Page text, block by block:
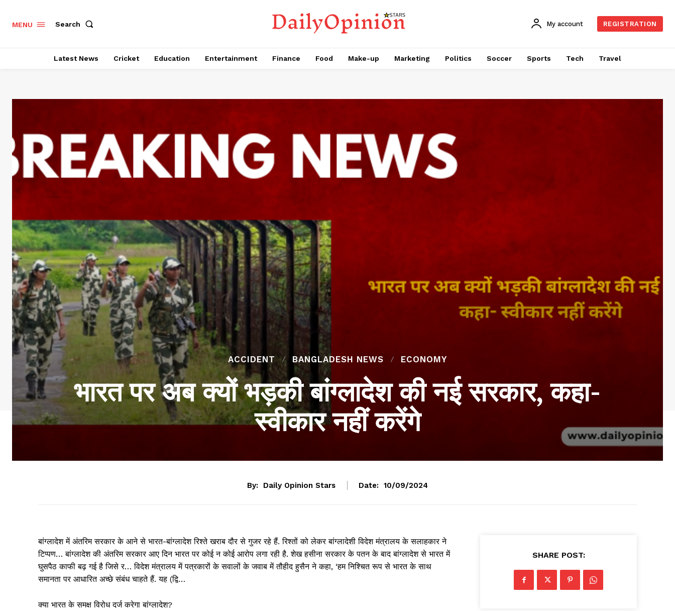
MENU Search My account REGISTRATION
Latest News Cricket Education Entertainment Finance Food Make-up Marketing Politics Soccer Sports Tech Travel
ACCIDENT BANGLADESH NEWS ECONOMY
भारत पर अब क्यों भड़की बांग्लादेश की नई सरकार, कहा-
स्वीकार नहीं करेंगे
By: Daily Opinion Stars Date: 10/09/2024
बांग्लादेश में अंतरिम सरकार के आने से भारत-बांग्लादेश रिश्ते खराब दौर से गुजर रहे हैं. रिश्तों को लेकर बांग्लादेशी विदेश मंत्रालय के सलाहकार ने
टिप्पण… बांग्लादेश की अंतरिम सरकार आए दिन भारत पर कोई न कोई आरोप लगा रही है. शेख हसीना सरकार के पतन के बाद बांग्लादेश से भारत में
घुसपैठ काफी बढ़ गई है जिसे र… विदेश मंत्रालय में पत्रकारों के सवालों के जवाब में तौहीद हुसैन ने कहा, ‘हम निश्चित रूप से भारत के साथ
समानता पर आधारित अच्छे संबंध चाहते हैं. यह (द्वि…
क्या भारत के समक्ष विरोध दर्ज करेगा बांग्लादेश?
SHARE POST: